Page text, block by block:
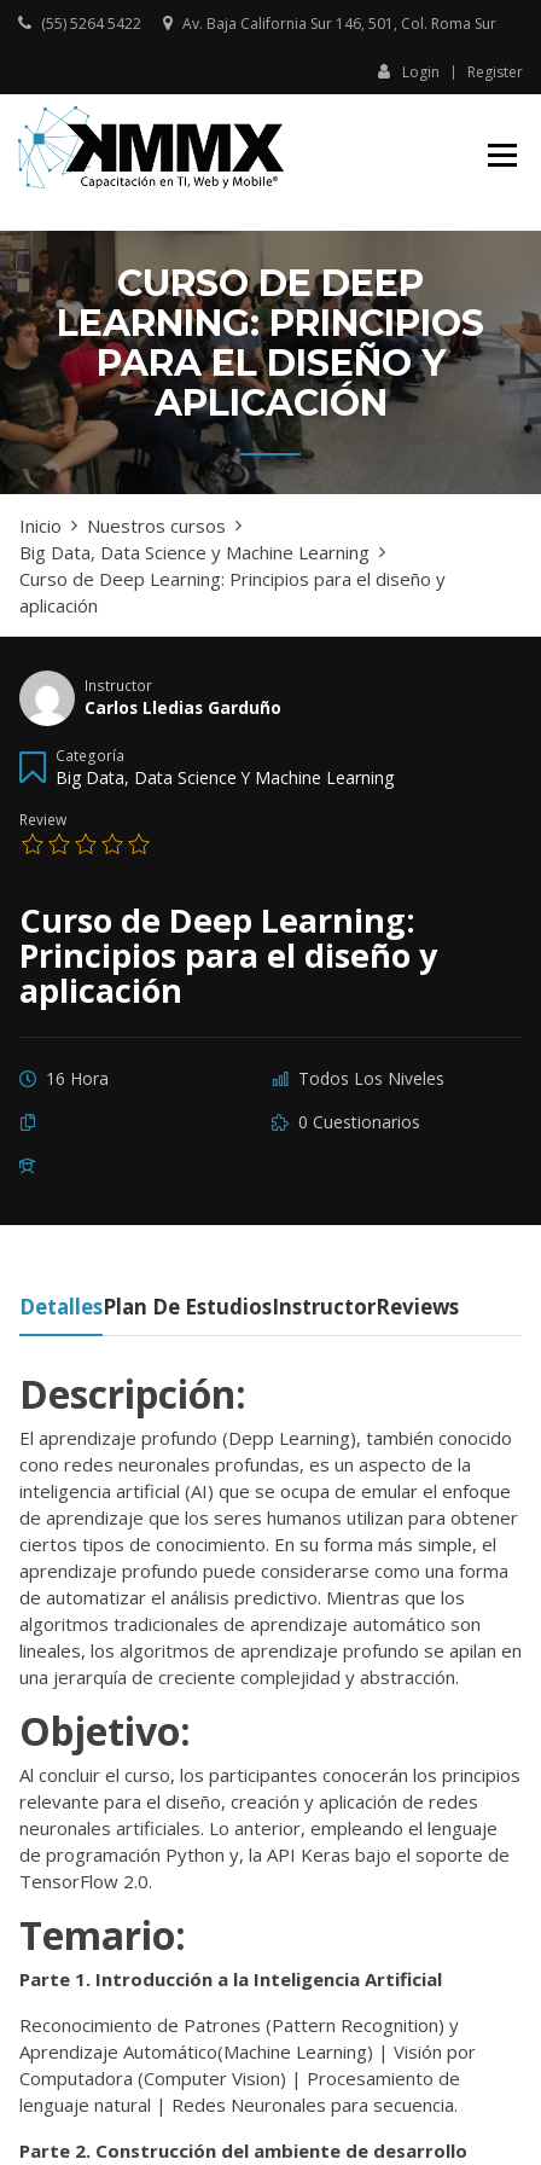
Skip
(55) 5264 5422 Av. Baja California Sur 146, 501, Col. Roma Sur​
Login Register
CAPACITACIÓN
CURSO DE DEEP
LEARNING: PRINCIPIOS
PARA EL DISEÑO Y
APLICACIÓN
Inicio
Nuestros cursos
Big Data, Data Science y Machine Learning
Curso de Deep Learning: Principios para el diseño y
aplicación
Instructor
Carlos Lledias Garduño
Categoría
Big Data, Data Science Y Machine Learning
Review
Curso de Deep Learning:
Principios para el diseño y
aplicación
16 Hora
Todos Los Niveles
0 Cuestionarios
DetallesPlan De EstudiosInstructorReviews
Descripción:
El aprendizaje profundo (Depp Learning), también conocido
cono redes neuronales profundas, es un aspecto de la
inteligencia artificial (AI) que se ocupa de emular el enfoque
de aprendizaje que los seres humanos utilizan para obtener
ciertos tipos de conocimiento. En su forma más simple, el
aprendizaje profundo puede considerarse como una forma
de automatizar el análisis predictivo. Mientras que los
algoritmos tradicionales de aprendizaje automático son
lineales, los algoritmos de aprendizaje profundo se apilan en
una jerarquía de creciente complejidad y abstracción.
Objetivo:
Al concluir el curso, los participantes conocerán los principios
relevante para el diseño, creación y aplicación de redes
neuronales artificiales. Lo anterior, empleando el lenguaje
de programación Python y, la API Keras bajo el soporte de
TensorFlow 2.0.
Temario:
Parte 1. Introducción a la Inteligencia Artificial
Reconocimiento de Patrones (Pattern Recognition) y
Aprendizaje Automático(Machine Learning) | Visión por
Computadora (Computer Vision) | Procesamiento de
lenguaje natural | Redes Neuronales para secuencia.
Parte 2. Construcción del ambiente de desarrollo